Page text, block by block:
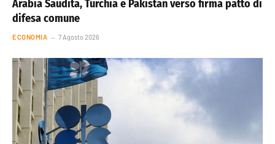
Arabia Saudita, Turchia e Pakistan verso firma patto di
difesa comune
ECONOMIA 7 Agosto 2026